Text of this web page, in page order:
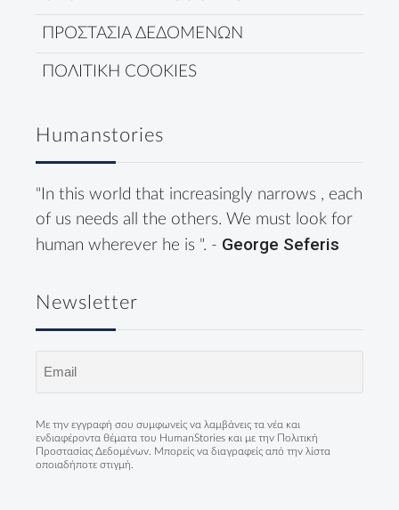
ΠΡΟΣΤΑΣΙΑ ΔΕΔΟΜΕΝΩΝ
ΠΟΛΙΤΙΚΗ COOKIES
Humanstories
"In this world that increasingly narrows , each
of us needs all the others. We must look for
human wherever he is ". - George Seferis
Newsletter
Με την εγγραφή σου συμφωνείς να λαμβάνεις τα νέα και
ενδιαφέροντα θέματα του HumanStories και με την Πολιτική
Προστασίας Δεδομένων . Μπορείς να διαγραφείς από την λίστα
οποιαδήποτε στιγμή.